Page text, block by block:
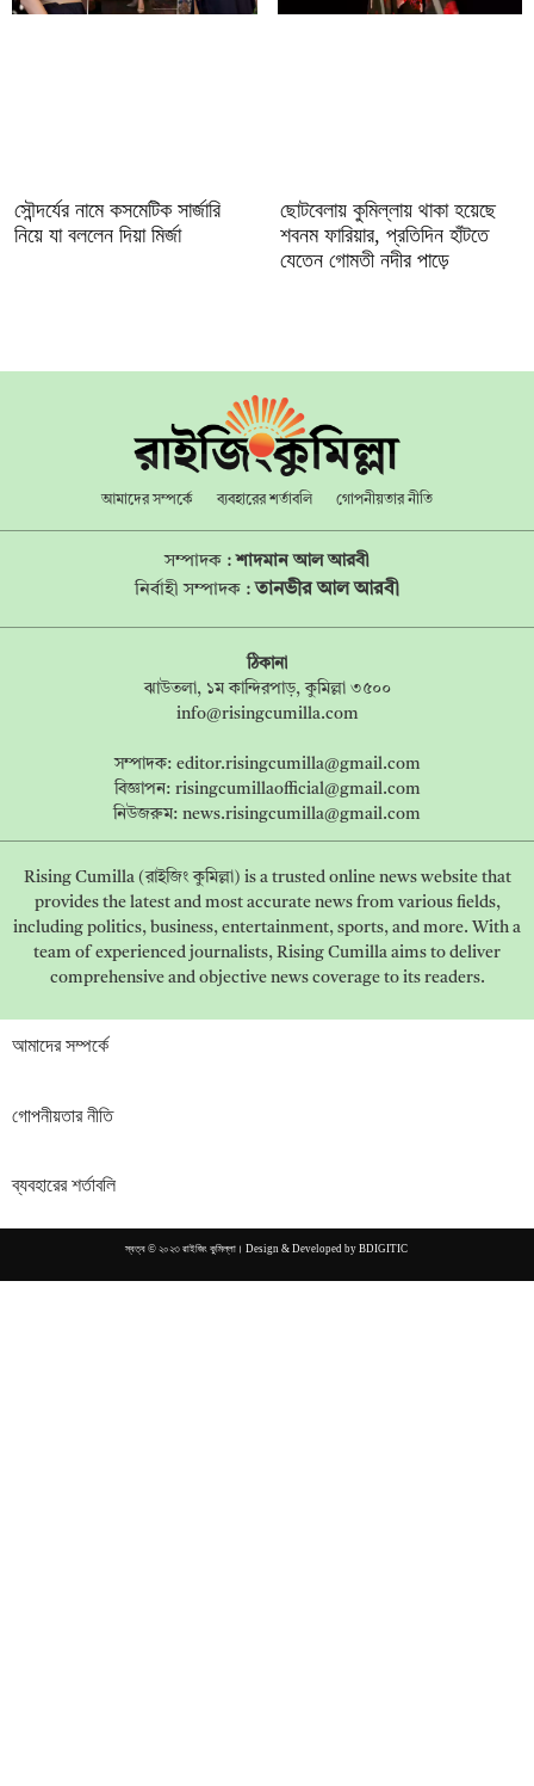
সৌন্দর্যের নামে কসমেটিক সার্জারি
নিয়ে যা বললেন দিয়া মির্জা
ছোটবেলায় কুমিল্লায় থাকা হয়েছে
শবনম ফারিয়ার, প্রতিদিন হাঁটতে
যেতেন গোমতী নদীর পাড়ে
আমাদের সম্পর্কে ব্যবহারের শর্তাবলি গোপনীয়তার নীতি
সম্পাদক :শাদমান আল আরবী
নির্বাহী সম্পাদক : তানভীর আল আরবী
ঠিকানা
ঝাউতলা, ১ম কান্দিরপাড়, কুমিল্লা ৩৫০০
info@risingcumilla.com
সম্পাদক: editor.risingcumilla@gmail.com
বিজ্ঞাপন: risingcumillaofficial@gmail.com
নিউজরুম: news.risingcumilla@gmail.com
Rising Cumilla (রাইজিং কুমিল্লা) is a trusted online news website that
provides the latest and most accurate news from various fields,
including politics, business, entertainment, sports, and more. With a
team of experienced journalists, Rising Cumilla aims to deliver
comprehensive and objective news coverage to its readers.
আমাদের সম্পর্কে
গোপনীয়তার নীতি
ব্যবহারের শর্তাবলি
স্বত্ব © ২০২৩ রাইজিং কুমিল্লা। Design & Developed by BDIGITIC